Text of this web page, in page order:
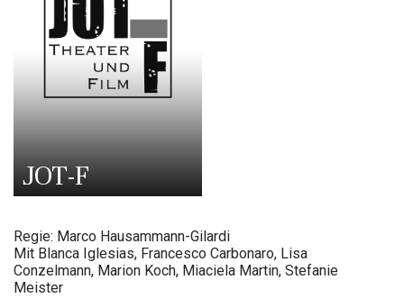
JOT-F
Regie: Marco Hausammann-Gilardi
Mit Blanca Iglesias, Francesco Carbonaro, Lisa
Conzelmann, Marion Koch, Miaciela Martin, Stefanie
Meister